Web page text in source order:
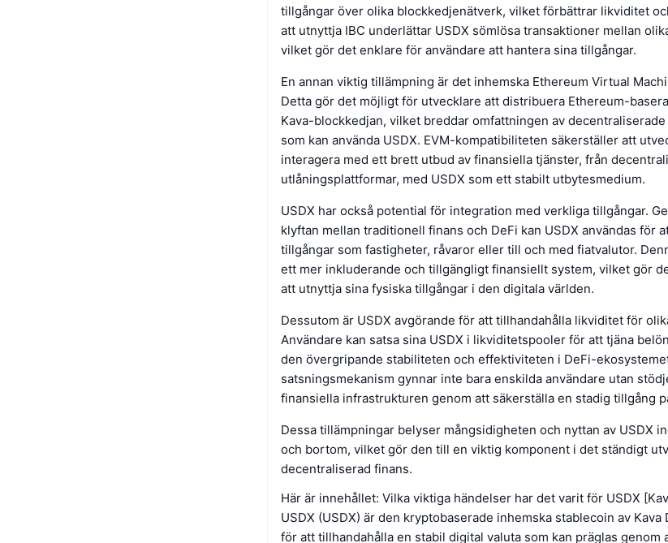
tillgångar över olika blockkedjenätverk, vilket förbättrar likviditet
att utnyttja IBC underlättar USDX sömlösa transaktioner mellan
vilket gör det enklare för användare att hantera sina tillgångar.
En annan viktig tillämpning är det inhemska Ethereum Virtual
Detta gör det möjligt för utvecklare att distribuera Ethereum-
Kava-blockkedjan, vilket breddar omfattningen av
som kan använda USDX. EVM-kompatibiliteten säkerställer att
interagera med ett brett utbud av finansiella tjänster, från
utlåningsplattformar, med USDX som ett stabilt utbytesmedium.
USDX har också potential för integration med verkliga tillgångar.
klyftan mellan traditionell finans och DeFi kan USDX användas för
tillgångar som fastigheter, råvaror eller till och med fiatvalutor.
ett mer inkluderande och tillgängligt finansiellt system, vilket gör
att utnyttja sina fysiska tillgångar i den digitala världen.
Dessutom är USDX avgörande för att tillhandahålla likviditet för
Användare kan satsa sina USDX i likviditetspooler för att tjäna
den övergripande stabiliteten och effektiviteten i DeFi-
satsningsmekanism gynnar inte bara enskilda användare utan
finansiella infrastrukturen genom att säkerställa en stadig tillgång
Dessa tillämpningar belyser mångsidigheten och nyttan av USDX
och bortom, vilket gör den till en viktig komponent i det ständigt
decentraliserad finans.
Här är innehållet: Vilka viktiga händelser har det varit för USDX
USDX (USDX) är den kryptobaserade inhemska stablecoin av
för att tillhandahålla en stabil digital valuta som kan präglas genom